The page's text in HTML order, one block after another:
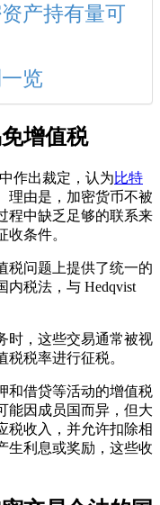
产持有量可
览
增值税
作出裁定，认为比特
理由是，加密货币不被
程中缺乏足够的联系来
条件。
税问题上提供了统一的
内税法，与 Hedqvist
时，这些交易通常被视
税率进行征税。
和借贷等活动的增值税
能因成员国而异，但大
税收入，并允许扣除相
生利息或奖励，这些收